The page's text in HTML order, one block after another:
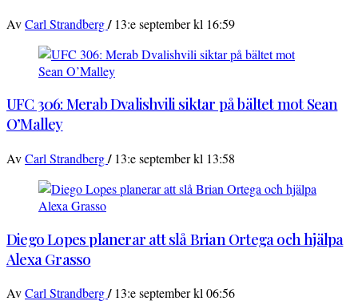
AvCarl Strandberg/ 13:e september kl 16:59
UFC 306: Merab Dvalishvili siktar på bältet mot Sean
O’Malley
AvCarl Strandberg/ 13:e september kl 13:58
Diego Lopes planerar att slå Brian Ortega och hjälpa
Alexa Grasso
AvCarl Strandberg/ 13:e september kl 06:56